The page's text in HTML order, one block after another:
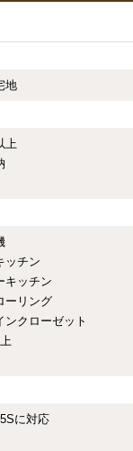
地
上
ッチン
キッチン
ーリング
ンクローゼット
に対応